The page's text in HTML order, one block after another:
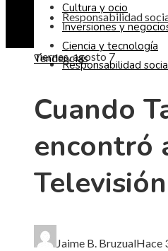
Responsabilidad
viernes, agosto 7
Cultura y ocio
Inversiones y
Ciencia y tecnología
Responsabilidad
Tendencias
Cuando
encontró
Televisión
Jaime B. BruzualHace